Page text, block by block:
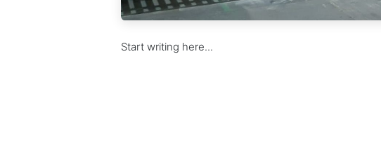
Start writing here...